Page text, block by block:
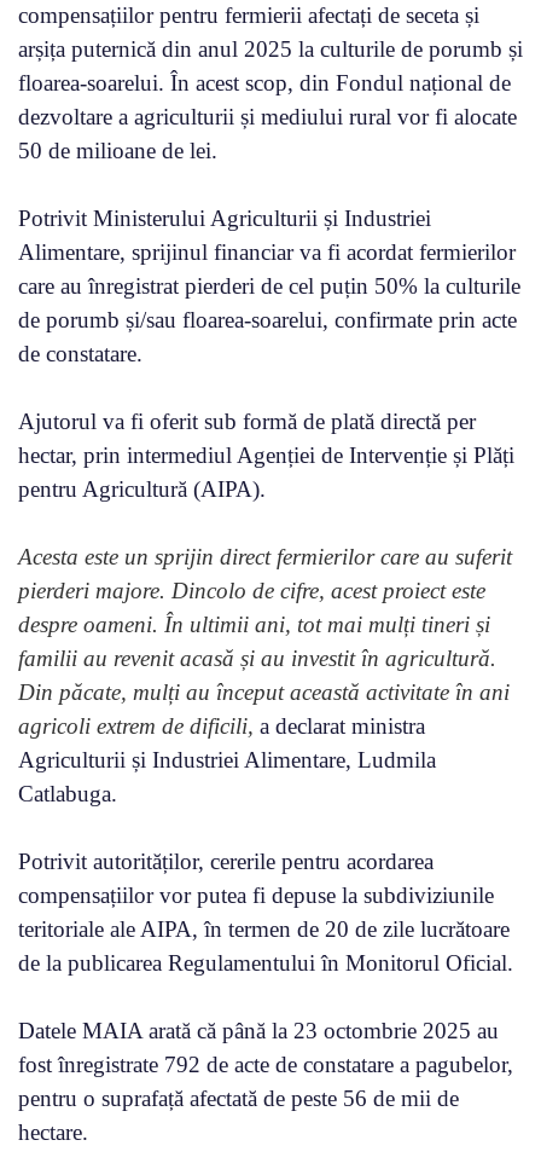
compensațiilor pentru fermierii afectați de seceta și
arșița puternică din anul 2025 la culturile de porumb și
floarea-soarelui. În acest scop, din Fondul național de
dezvoltare a agriculturii și mediului rural vor fi alocate
50 de milioane de lei.
Potrivit Ministerului Agriculturii și Industriei
Alimentare, sprijinul financiar va fi acordat fermierilor
care au înregistrat pierderi de cel puțin 50% la culturile
de porumb și/sau floarea-soarelui, confirmate prin acte
de constatare.
Ajutorul va fi oferit sub formă de plată directă per
hectar, prin intermediul Agenției de Intervenție și Plăți
pentru Agricultură (AIPA).
Acesta este un sprijin direct fermierilor care au suferit
pierderi majore. Dincolo de cifre, acest proiect este
despre oameni. În ultimii ani, tot mai mulți tineri și
familii au revenit acasă și au investit în agricultură.
Din păcate, mulți au început această activitate în ani
agricoli extrem de dificili, a declarat ministra
Agriculturii și Industriei Alimentare, Ludmila
Catlabuga.
Potrivit autorităților, cererile pentru acordarea
compensațiilor vor putea fi depuse la subdiviziunile
teritoriale ale AIPA, în termen de 20 de zile lucrătoare
de la publicarea Regulamentului în Monitorul Oficial.
Datele MAIA arată că până la 23 octombrie 2025 au
fost înregistrate 792 de acte de constatare a pagubelor,
pentru o suprafață afectată de peste 56 de mii de
hectare.